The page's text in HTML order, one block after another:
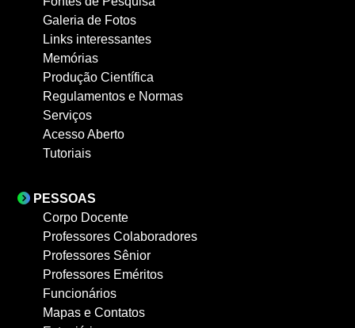
Galeria de Fotos
Links interessantes
Memórias
Produção Científica
Regulamentos e Normas
Serviços
Acesso Aberto
Tutoriais
PESSOAS
Corpo Docente
Professores Colaboradores
Professores Sênior
Professores Eméritos
Funcionários
Mapas e Contatos